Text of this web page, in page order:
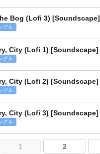
Bog (Lofi 3) [Soundscape]
グル
City (Lofi 1) [Soundscape]
グル
City (Lofi 2) [Soundscape]
グル
City (Lofi 3) [Soundscape]
グル
1 2